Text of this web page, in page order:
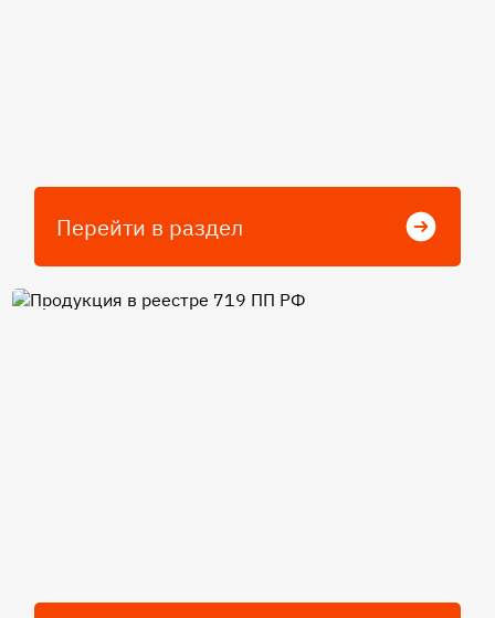
Перейти в раздел
Продукция в реестре 719 ПП